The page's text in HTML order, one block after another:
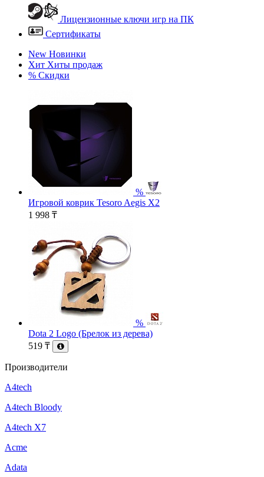
Лицензионные ключи игр на ПК
Сертификаты
New Новинки
Хит Хиты продаж
% Скидки
%
Игровой коврик Tesoro Aegis X2
1 998 ₸
%
Dota 2 Logo (Брелок из дерева)
519 ₸
Производители
A4tech
A4tech Bloody
A4tech X7
Acme
Adata